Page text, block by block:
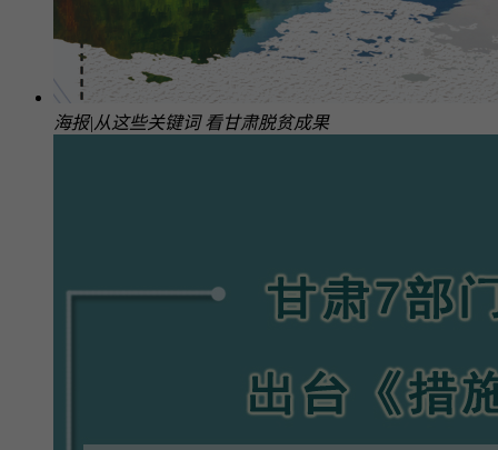
海报|从这些关键词 看甘肃脱贫成果